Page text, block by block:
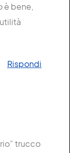
è bene,
Rispondi
trucco